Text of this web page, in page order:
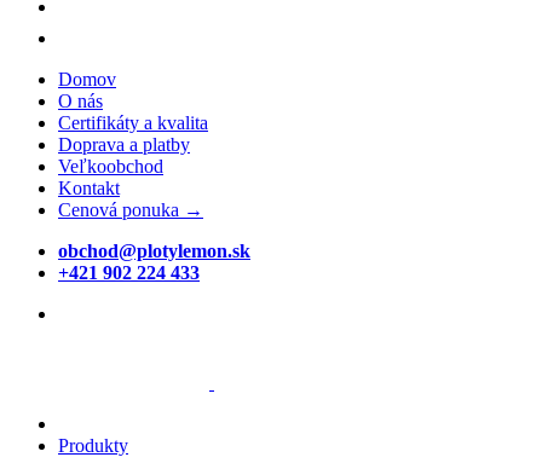
Domov
O nás
Certifikáty a kvalita
Doprava a platby
Veľkoobchod
Kontakt
Cenová ponuka →
obchod@plotylemon.sk
+421 902 224 433
Produkty